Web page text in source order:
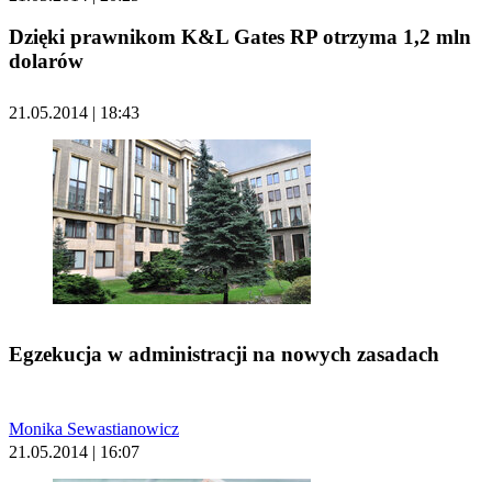
Dzięki prawnikom K&L Gates RP otrzyma 1,2 mln
dolarów
21.05.2014 | 18:43
Egzekucja w administracji na nowych zasadach
Monika Sewastianowicz
21.05.2014 | 16:07